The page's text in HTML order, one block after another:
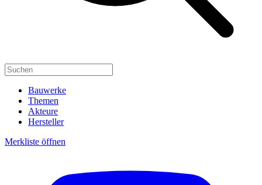
Bauwerke
Themen
Akteure
Hersteller
Merkliste öffnen